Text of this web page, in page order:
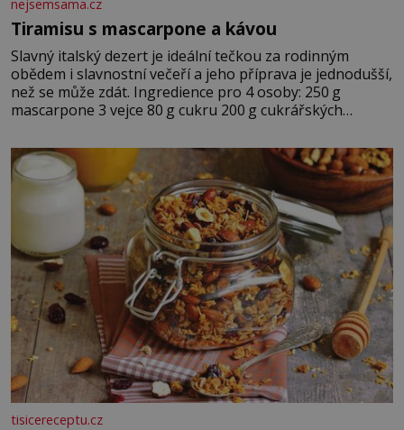
nejsemsama.cz
Tiramisu s mascarpone a kávou
Slavný italský dezert je ideální tečkou za rodinným
obědem i slavnostní večeří a jeho příprava je jednodušší,
než se může zdát. Ingredience pro 4 osoby: 250 g
mascarpone 3 vejce 80 g cukru 200 g cukrářských
posypání Postup: Oddělte žloutky od bílků. Žloutky
vyšlehejte s cukrem do světlé pěny a postupně do nich
vmíchejte mascarpone, aby vznikl hladký
tisicereceptu.cz